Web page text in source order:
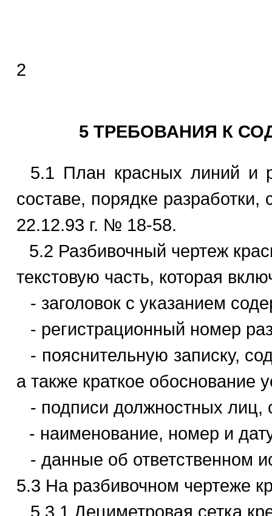
2
5 ТРЕБОВАНИЯ К
5.1 План красных линий и
составе, порядке
22.12.93 г. № 18-58.
5.2 Разбивочный чертеж
текстовую часть, которая
- заголовок с указанием
- регистрационный номер
- пояснительную записку,
а также краткое обоснование
- подписи должностных лиц,
- наименование, номер и
- данные об ответственном
5.3 На разбивочном чертеже
5.3.1 Дециметровая сетка